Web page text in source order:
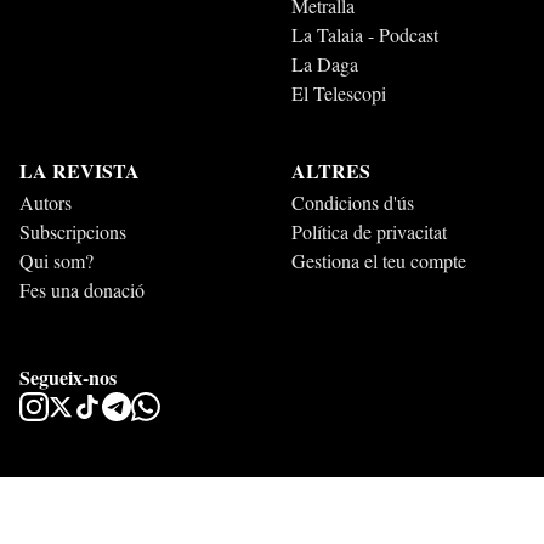
Metralla
La Talaia - Podcast
La Daga
El Telescopi
LA REVISTA
Autors
Subscripcions
Qui som?
Fes una donació
ALTRES
Condicions d'ús
Política de privacitat
Gestiona el teu compte
Segueix-nos
Esperit 2026. Tots els drets reservats.